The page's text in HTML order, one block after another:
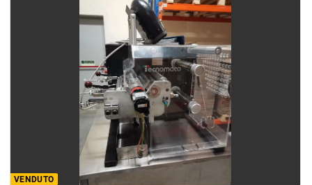
APPLICARE CANCELLA
VENDUTO